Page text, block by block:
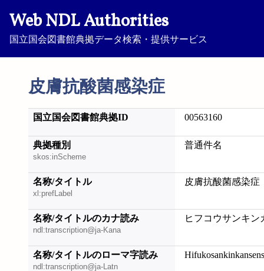
Web NDL Authorities
国立国会図書館典拠データ検索・提供サービス
皮膚抗酸菌感染症
国立国会図書館典拠ID 00563160
典拠種別
skos:inScheme
普通件名
名称/タイトル
xl:prefLabel
皮膚抗酸菌感染症
名称/タイトルのカナ読み
ndl:transcription@ja-Kana
ヒフコウサンキン
名称/タイトルのローマ字読み
ndl:transcription@ja-Latn